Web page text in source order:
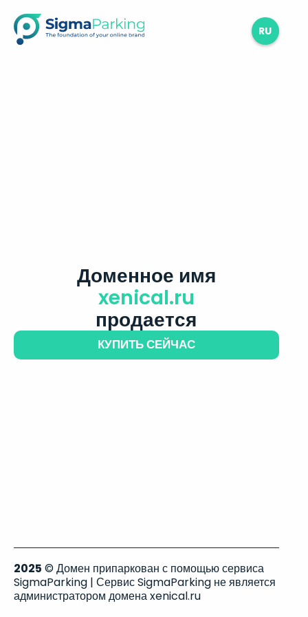
RU
Доменное имя
xenical.ru
продается
КУПИТЬ СЕЙЧАС
2025 © Домен припаркован с помощью сервиса
SigmaParking | Сервис SigmaParking не является
администратором домена xenical.ru